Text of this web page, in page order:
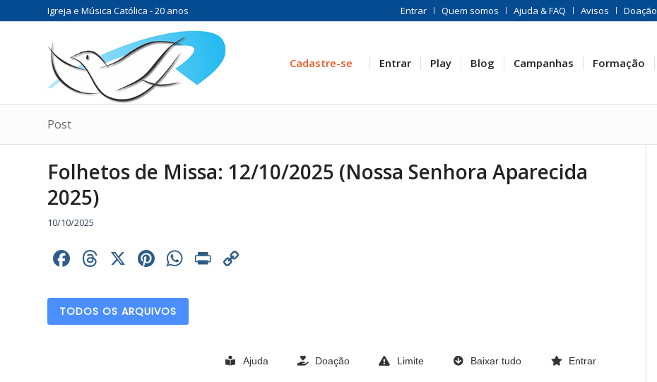
Entrar Quem somos Ajuda & FAQ Avisos Doação
Igreja e Música Católica - 20 anos
Cadastre-se Entrar Play Blog Campanhas Formação
Post
Folhetos de Missa: 12/10/2025 (Nossa Senhora Aparecida
2025)
10/10/2025
Facebook
Threads
X Pinterest
WhatsApp
Print
TODOS OS ARQUIVOS
Ajuda Doação Limite Baixar tudo Entrar